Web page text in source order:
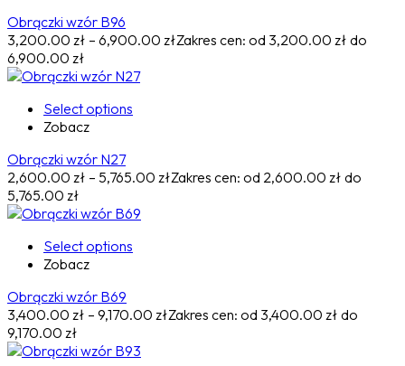
Obrączki wzór B96
3,200.00 zł – 6,900.00 złZakres cen: od 3,200.00 zł do
6,900.00 zł
Select options
Zobacz
Obrączki wzór N27
2,600.00 zł – 5,765.00 złZakres cen: od 2,600.00 zł do
5,765.00 zł
Select options
Zobacz
Obrączki wzór B69
3,400.00 zł – 9,170.00 złZakres cen: od 3,400.00 zł do
9,170.00 zł